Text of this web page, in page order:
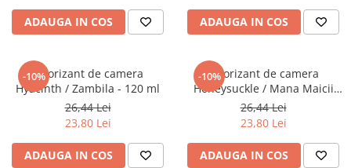
Sport
Terapii Alternative
AudioBook
Beletristica
Biografii, Memorii, Jurnale
Carti erotice
ADAUGA IN COS ADAUGA IN COS
-10%
Odorizant de camera
Hyacinth / Zambila - 120 ml
26,44 Lei
23,80 Lei
ADAUGA IN COS
-10%
Odorizant de camera
Honeysuckle / Mana Maicii
Domnului - 120 ml
26,44 Lei
23,80 Lei
ADAUGA IN COS